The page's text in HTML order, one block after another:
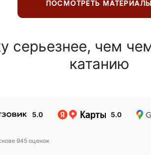
ПОСМОТРЕТЬ МАТЕРИАЛЫ
серьезнее, чем
катанию
5.0 5.0
945 оценок